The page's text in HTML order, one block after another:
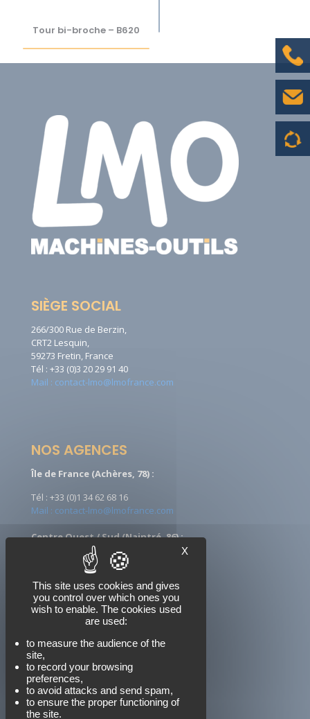
Tour bi-broche – B620
SIÈGE SOCIAL
266/300 Rue de Berzin,
CRT2 Lesquin,
59273 Fretin, France
Tél : +33 (0)3 20 29 91 40
Mail : contact-lmo@lmofrance.com
NOS AGENCES
Île de France (Achères, 78) :
Tél : +33 (0)1 34 62 68 16
Mail : contact-lmo@lmofrance.com
Centre Ouest / Sud (Naintré, 86) :
Tél : +33 (0)5 49 90 08 09
Mail : ccontact-lmo@lmofrance.com
NOUS SUIVRE
X
This site uses cookies and gives
you control over which ones you
wish to enable. The cookies used
are used:
to measure the audience of the
site,
to record your browsing
preferences,
to avoid attacks and send spam,
to ensure the proper functioning of
the site.